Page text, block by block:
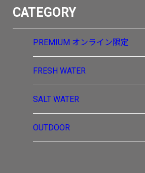
CATEGORY
PREMIUM オンライン限定
FRESH WATER
SALT WATER
OUTDOOR